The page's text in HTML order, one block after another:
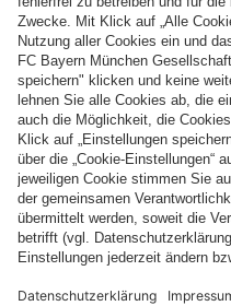
VERTRAGSVERLÄNGERUNG
FC Bayern bindet
Weitere Inhalte anzeigen